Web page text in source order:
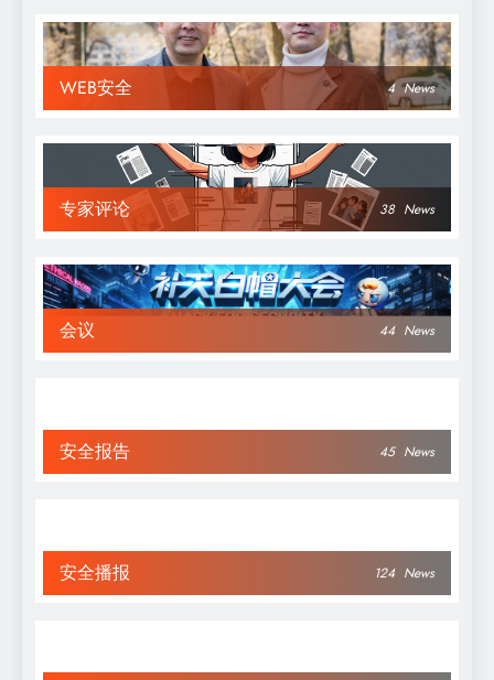
WEB安全 4 News
专家评论 38 News
会议 44 News
安全报告 45 News
安全播报 124 News